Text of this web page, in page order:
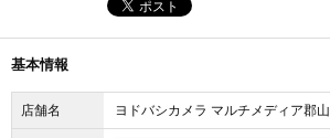
基本情報
店舗名 ヨドバシカメラ マルチメディア郡山